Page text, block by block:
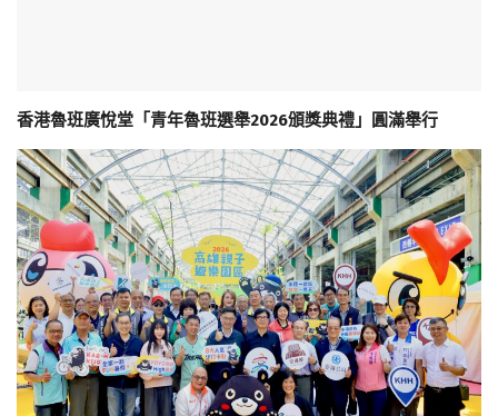
香港魯班廣悅堂「青年魯班選舉2026頒獎典禮」圓滿舉行